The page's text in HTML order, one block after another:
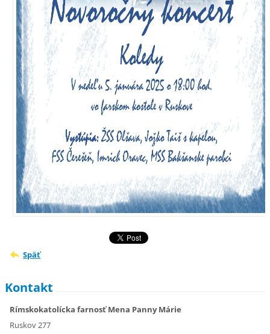
Späť
Kontakt
Rímskokatolícka farnosť Mena Panny Márie
Ruskov 277